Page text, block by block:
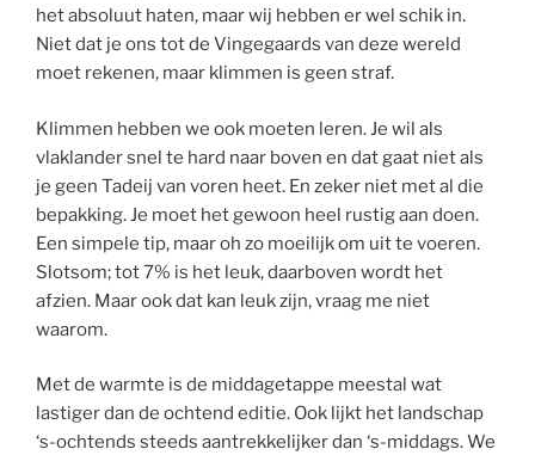
het absoluut haten, maar wij hebben er wel schik in.
Niet dat je ons tot de Vingegaards van deze wereld
moet rekenen, maar klimmen is geen straf.
Klimmen hebben we ook moeten leren. Je wil als
vlaklander snel te hard naar boven en dat gaat niet als
je geen Tadeij van voren heet. En zeker niet met al die
bepakking. Je moet het gewoon heel rustig aan doen.
Een simpele tip, maar oh zo moeilijk om uit te voeren.
Slotsom; tot 7% is het leuk, daarboven wordt het
afzien. Maar ook dat kan leuk zijn, vraag me niet
waarom.
Met de warmte is de middagetappe meestal wat
lastiger dan de ochtend editie. Ook lijkt het landschap
‘s-ochtends steeds aantrekkelijker dan ‘s-middags. We